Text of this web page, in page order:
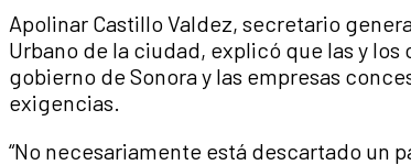
Apolinar Castillo Valdez, secretario
Urbano de la ciudad, explicó que las y
gobierno de Sonora y las empresas
exigencias.
“No necesariamente está descartado un